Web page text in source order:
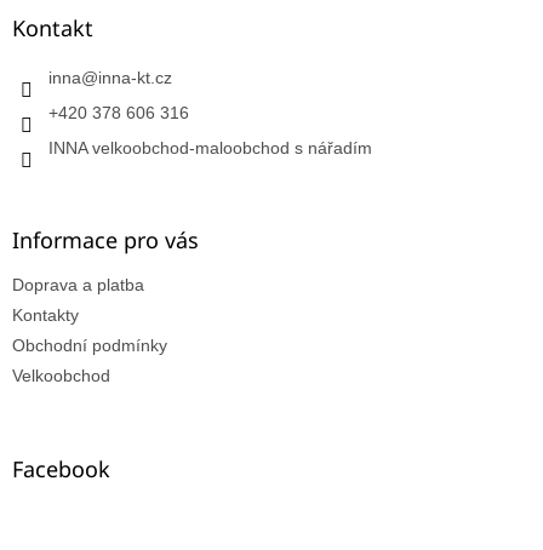
Kontakt
inna@inna-kt.cz
+420 378 606 316
INNA velkoobchod-maloobchod s nářadím
Informace pro vás
Doprava a platba
Kontakty
Obchodní podmínky
Velkoobchod
Facebook